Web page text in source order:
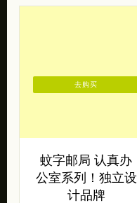
蚊字邮局 认真办
计作品。 现当代年轻人的生
活压力并不比一上一代人
小，甚至更大，压力一大，
我们就想拖延 […]
去购买